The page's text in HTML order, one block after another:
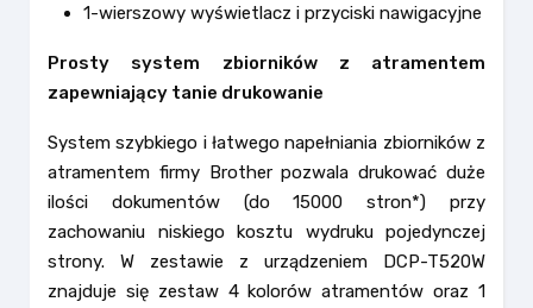
1-wierszowy wyświetlacz i przyciski nawigacyjne
Prosty system zbiorników z atramentem
zapewniający tanie drukowanie
System szybkiego i łatwego napełniania zbiorników z
atramentem firmy Brother pozwala drukować duże
ilości dokumentów (do 15000 stron*) przy
zachowaniu niskiego kosztu wydruku pojedynczej
strony. W zestawie z urządzeniem DCP-T520W
znajduje się zestaw 4 kolorów atramentów oraz 1